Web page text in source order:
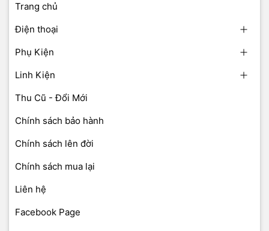
Trang chủ
Điện thoại
Phụ Kiện
Linh Kiện
Thu Cũ - Đổi Mới
Chính sách bảo hành
Chính sách lên đời
Chính sách mua lại
Liên hệ
Facebook Page